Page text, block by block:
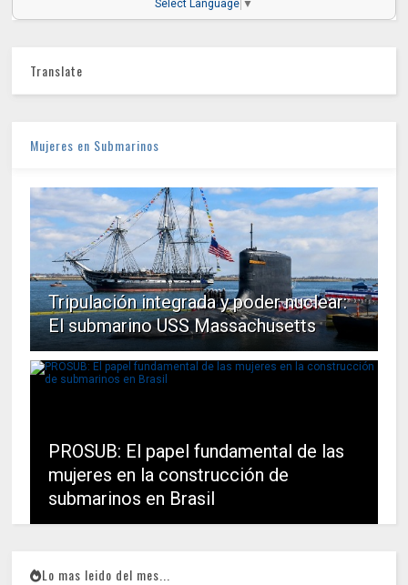
Select Language ▼
Translate
Mujeres en Submarinos
Tripulación integrada y poder nuclear:
El submarino USS Massachusetts
PROSUB: El papel fundamental de las
mujeres en la construcción de
submarinos en Brasil
Lo mas leido del mes...